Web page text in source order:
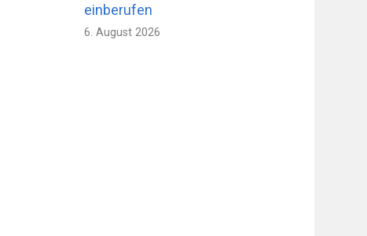
einberufen
6. August 2026